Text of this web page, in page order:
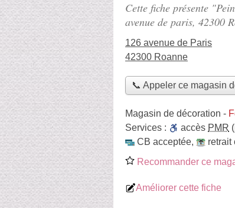
Cette fiche présente
avenue de paris, 42300
126 avenue de Paris
42300 Roanne
📞 Appeler ce magasin
Magasin de décoration -
Services :
accès PMR
CB acceptée,
retrait
Recommander ce
Améliorer cette fiche